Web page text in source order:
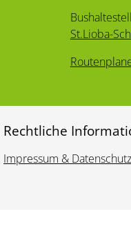
St.Lioba-
Rechtliche
Impressum &